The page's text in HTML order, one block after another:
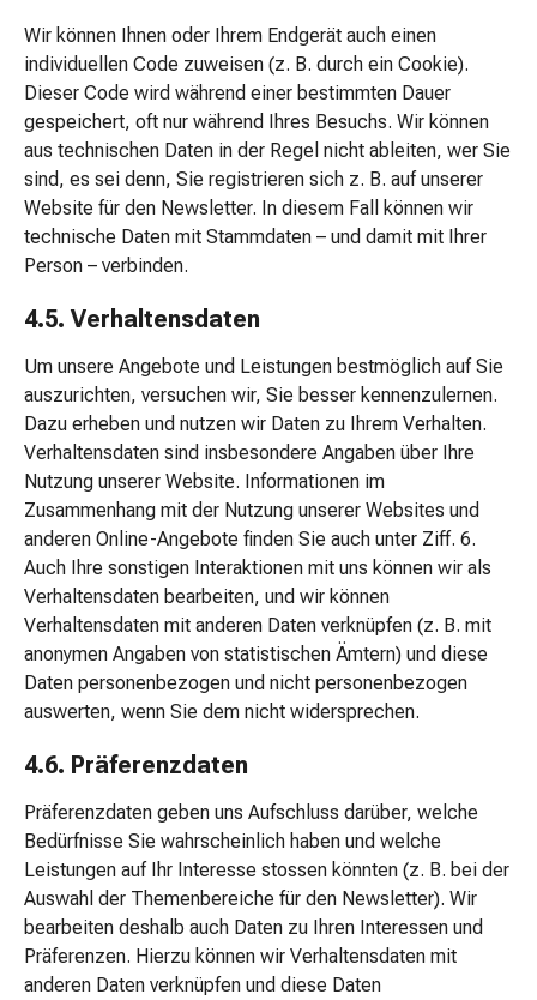
Mund
(Xerostomie)
Munddesinfektionsmittel
Aphten
und
Mundentzündungen
Haar-
Medikamente
Haarausfallpräparate
Kopfläuse
&
Schönheit
Gesichtspflege
Augenpflege
Peeling
Pflegemasken
Reinigung
Reinigungs-
Accessoires
Kosmetiktücher
&
Kosmetikbedarf
Nachtcreme
Gesichtskuren
Gesichtswasser
Gesichtsöl
Pflegegeräte
&
Zubehör
Für
die
Wir können Ihnen oder Ihrem Endgerät auch einen
individuellen Code zuweisen (z. B. durch ein Cookie).
Dieser Code wird während einer bestimmten Dauer
gespeichert, oft nur während Ihres Besuchs. Wir können
aus technischen Daten in der Regel nicht ableiten, wer Sie
sind, es sei denn, Sie registrieren sich z. B. auf unserer
Website für den Newsletter. In diesem Fall können wir
technische Daten mit Stammdaten – und damit mit Ihrer
Person – verbinden.
4.5. Verhaltensdaten
Um unsere Angebote und Leistungen bestmöglich auf Sie
auszurichten, versuchen wir, Sie besser kennenzulernen.
Dazu erheben und nutzen wir Daten zu Ihrem Verhalten.
Verhaltensdaten sind insbesondere Angaben über Ihre
Nutzung unserer Website. Informationen im
Zusammenhang mit der Nutzung unserer Websites und
anderen Online-Angebote finden Sie auch unter Ziff. 6.
Auch Ihre sonstigen Interaktionen mit uns können wir als
Verhaltensdaten bearbeiten, und wir können
Verhaltensdaten mit anderen Daten verknüpfen (z. B. mit
anonymen Angaben von statistischen Ämtern) und diese
Daten personenbezogen und nicht personenbezogen
auswerten, wenn Sie dem nicht widersprechen.
4.6. Präferenzdaten
Präferenzdaten geben uns Aufschluss darüber, welche
Bedürfnisse Sie wahrscheinlich haben und welche
Leistungen auf Ihr Interesse stossen könnten (z. B. bei der
Auswahl der Themenbereiche für den Newsletter). Wir
bearbeiten deshalb auch Daten zu Ihren Interessen und
Präferenzen. Hierzu können wir Verhaltensdaten mit
anderen Daten verknüpfen und diese Daten